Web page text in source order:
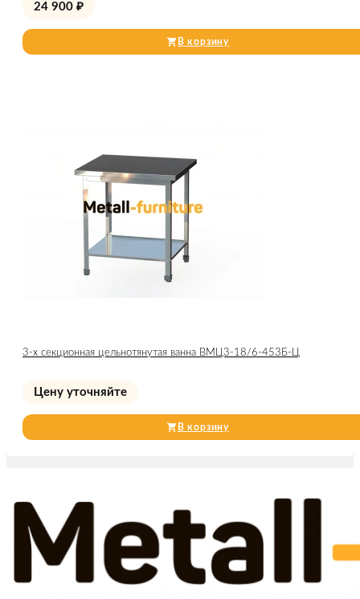
24 900 ₽
В корзину
3-х секционная цельнотянутая ванна ВМЦ3-18/6-453Б-Ц
Цену уточняйте
В корзину